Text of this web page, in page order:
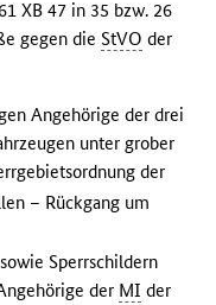
XB 47 in 35 bzw. 26
gegen dieStVO der
Angehörige der drei
unter grober
der
– Rückgang um
Sperrschildern
der MI der